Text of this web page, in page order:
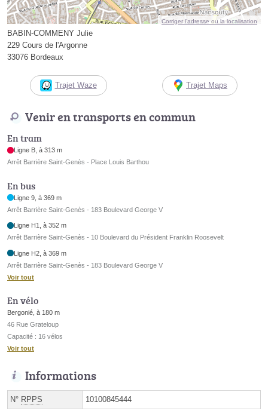
Corriger l’adresse ou la localisation
BABIN-COMMENY Julie
229 Cours de l'Argonne
33076 Bordeaux
Trajet Waze Trajet Maps
Venir en transports en commun
En tram
Ligne B, à 313 m
Arrêt Barrière Saint-Genès - Place Louis Barthou
En bus
Ligne 9, à 369 m
Arrêt Barrière Saint-Genès - 183 Boulevard George V
Ligne H1, à 352 m
Arrêt Barrière Saint-Genès - 10 Boulevard du Président Franklin Roosevelt
Ligne H2, à 369 m
Arrêt Barrière Saint-Genès - 183 Boulevard George V
Voir tout
En vélo
Bergonié, à 180 m
46 Rue Grateloup
Capacité : 16 vélos
Voir tout
Informations
N° RPPS 10100845444